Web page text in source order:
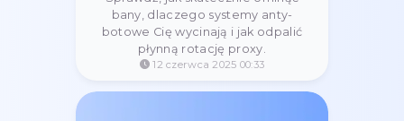
Co zrobić, gdy dostaniesz
bana na IP podczas
scrapingu? | StableProxy
Twój adres IP został zablokowany
podczas scrapowania danych?